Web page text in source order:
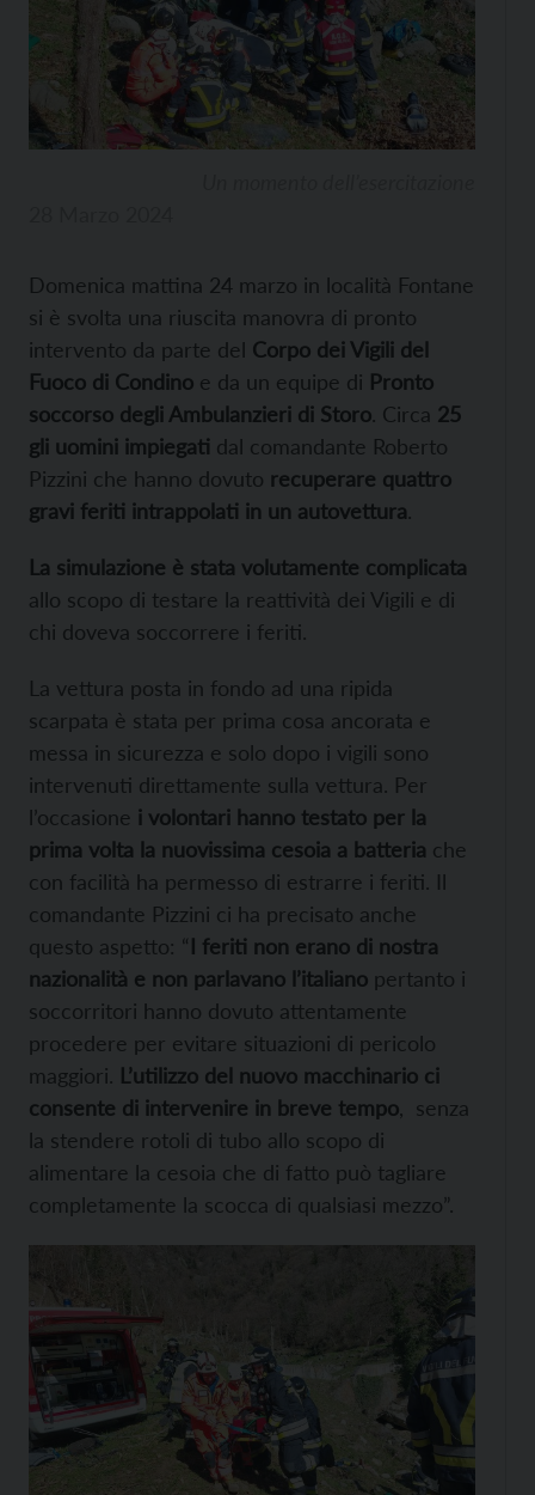
Domenica mattina 24 marzo in località Fontane
si è svolta una riuscita manovra di pronto
intervento da parte del Corpo dei Vigili del
Fuoco di Condino e da un equipe di Pronto
soccorso degli Ambulanzieri di Storo. Circa 25
gli uomini impiegati dal comandante Roberto
Pizzini che hanno dovuto recuperare quattro
gravi feriti intrappolati in un autovettura.
La simulazione è stata volutamente complicata
allo scopo di testare la reattività dei Vigili e di
chi doveva soccorrere i feriti.
La vettura posta in fondo ad una ripida
scarpata è stata per prima cosa ancorata e
messa in sicurezza e solo dopo i vigili sono
intervenuti direttamente sulla vettura. Per
l’occasione i volontari hanno testato per la
prima volta la nuovissima cesoia a batteria che
con facilità ha permesso di estrarre i feriti. Il
comandante Pizzini ci ha precisato anche
questo aspetto: “I feriti non erano di nostra
nazionalità e non parlavano l’italiano pertanto i
soccorritori hanno dovuto attentamente
procedere per evitare situazioni di pericolo
maggiori. L’utilizzo del nuovo macchinario ci
consente di intervenire in breve tempo , senza
la stendere rotoli di tubo allo scopo di
alimentare la cesoia che di fatto può tagliare
completamente la scocca di qualsiasi mezzo”.